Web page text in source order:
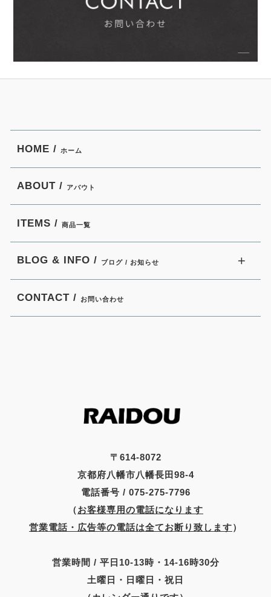
〒614-8072
京都府八幡市八幡長田98-4
電話番号 / 075-275-7796
（お客様専用の電話になります
営業電話・広告等の電話は全てお断り致します）
営業時間 / 平日10-13時・14-16時30分
土曜日・日曜日・祝日
HOME / ホーム
ABOUT / アバウト
ITEMS / 商品一覧
BLOG & INFO / ブログ / お知らせ
CONTACT / お問い合わせ